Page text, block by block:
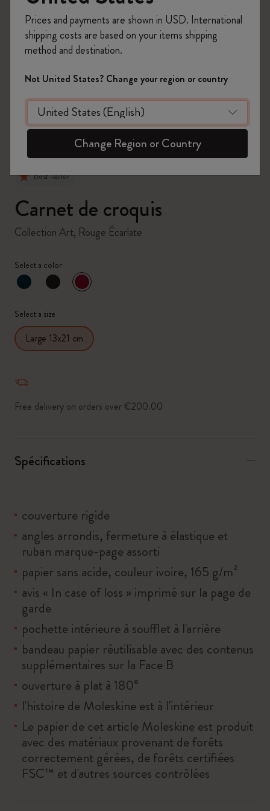
zoom.cta
Best-seller
Carnet de croquis
Collection Art, Rouge Écarlate
Select a color
sélectionné
*Couleur sélectionnée
Select a size
Large 13x21 cm
Free delivery on orders over €200.00
Spécifications
couverture rigide
angles arrondis, fermeture à élastique et
ruban marque-page assorti
papier sans acide, couleur ivoire, 165 g/m²
avis « In case of loss » imprimé sur la page de
garde
pochette intérieure à soufflet à l'arrière
bandeau papier réutilisable avec des contenus
supplémentaires sur la Face B
ouverture à plat à 180°
l'histoire de Moleskine est à l'intérieur
Le papier de cet article Moleskine est produit
avec des matériaux provenant de forêts
correctement gérées, de forêts certifiées
FSC™ et d'autres sources contrôlées
Prices and payments are shown in USD. International
shipping costs are based on your items shipping
method and destination.
Not United States? Change your region or country
Change Region or Country